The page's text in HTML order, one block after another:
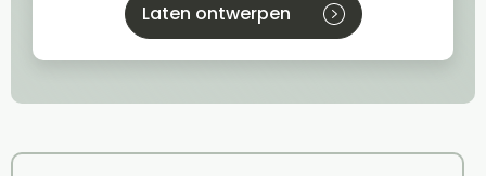
Laten ontwerpen